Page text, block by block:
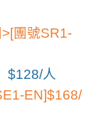
>[團號SR1-
$128/人
EN]$168/